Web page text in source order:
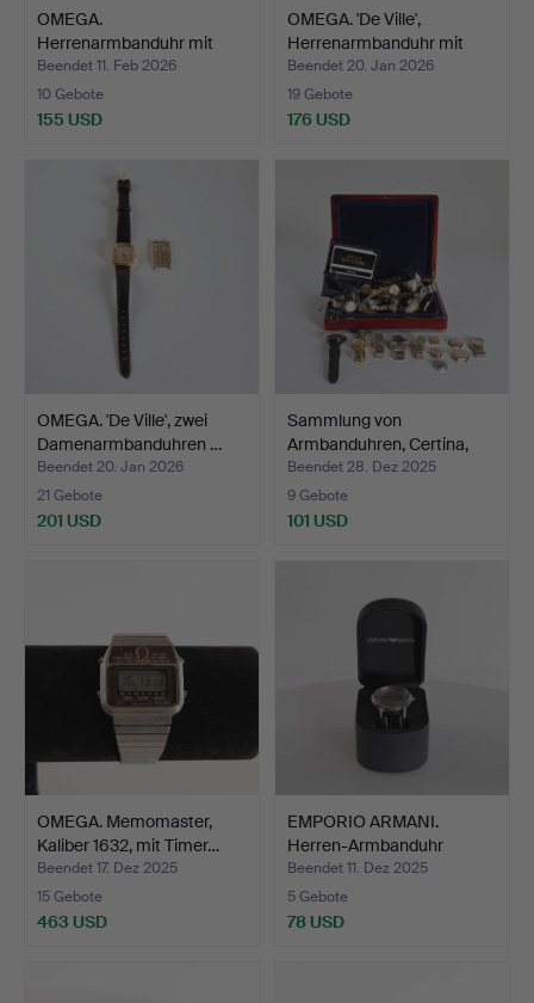
OMEGA.
Herrenarmbanduhr mit
Doublé-Gehäuse…
Beendet 11. Feb 2026
10 Gebote
155 USD
OMEGA. 'De Ville',
Herrenarmbanduhr mit
Do…
Beendet 20. Jan 2026
19 Gebote
176 USD
OMEGA. 'De Ville', zwei
Damenarmbanduhren …
Beendet 20. Jan 2026
21 Gebote
201 USD
Sammlung von
Armbanduhren, Certina,
Citize…
Beendet 28. Dez 2025
9 Gebote
101 USD
OMEGA. Memomaster,
Kaliber 1632, mit Timer…
Beendet 17. Dez 2025
15 Gebote
463 USD
EMPORIO ARMANI.
Herren-Armbanduhr
Renato m…
Beendet 11. Dez 2025
5 Gebote
78 USD